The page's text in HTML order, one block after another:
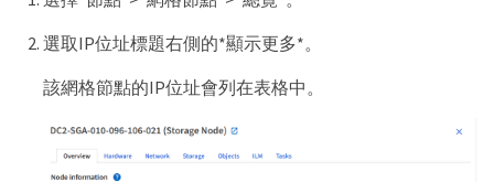
選取IP位址標題右側的*顯示更多*。
該網格節點的IP位址會列在表格中。